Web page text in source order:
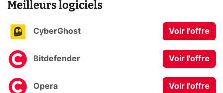
Meilleurs logiciels
CyberGhost Voir l'offre
Bitdefender Voir l'offre
Opera Voir l'offre